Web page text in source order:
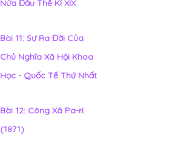
Nửa Đầu Thế Kỉ XIX
Bài 11: Sự Ra Đời Của
Chủ Nghĩa Xã Hội Khoa
Học - Quốc Tế Thứ Nhất
Bài 12: Công Xã Pa-ri
(1871)